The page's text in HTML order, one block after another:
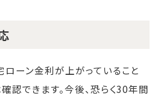
ローン金利が上がっていること
認できます。今後、恐らく30年間